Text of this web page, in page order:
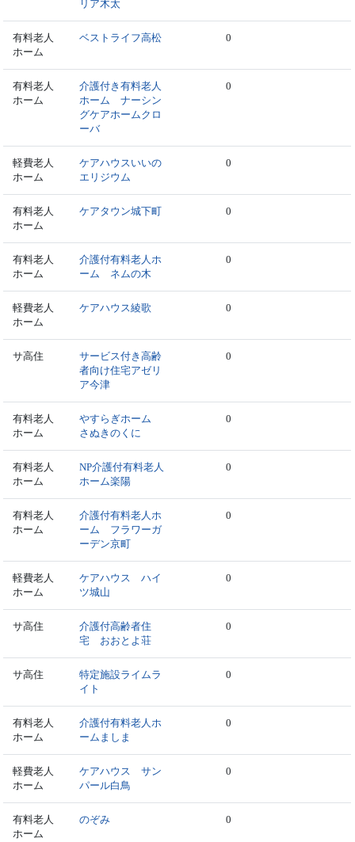
リア木太
有料老人
ホーム
ベストライフ高松 0
有料老人
ホーム
介護付き有料老人
ホーム ナーシン
グケアホームクロ
ーバ
0
軽費老人
ホーム
ケアハウスいいの
エリジウム
0
有料老人
ホーム
ケアタウン城下町 0
有料老人
ホーム
介護付有料老人ホ
ーム ネムの木
0
軽費老人
ホーム
ケアハウス綾歌 0
サ高住
サービス付き高齢
者向け住宅アゼリ
ア今津
0
有料老人
ホーム
やすらぎホーム
さぬきのくに
0
有料老人
ホーム
NP介護付有料老人
ホーム楽陽
0
有料老人
ホーム
介護付有料老人ホ
ーム フラワーガ
ーデン京町
0
軽費老人
ホーム
ケアハウス ハイ
ツ城山
0
サ高住
介護付高齢者住
宅 おおとよ荘
0
サ高住
特定施設ライムラ
イト
0
有料老人
ホーム
介護付有料老人ホ
ームましま
0
軽費老人
ホーム
ケアハウス サン
パール白鳥
0
有料老人
ホーム
のぞみ 0